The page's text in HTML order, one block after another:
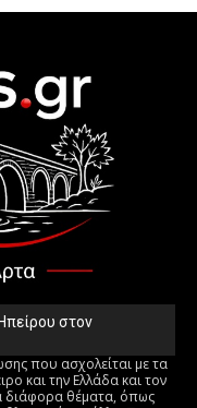
στον
που ασχολείται με τα
και την Ελλάδα και τον
διάφορα θέματα, όπως